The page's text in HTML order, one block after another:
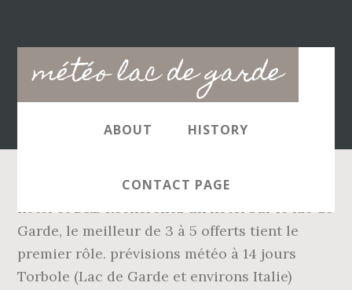
météo lac de garde
Main
navigation
ABOUT HISTORY
CONTACT PAGE
hôtel et B&B Recherchez un hôtel sur le lac de
Garde, le meilleur de 3 à 5 offerts tient le
premier rôle. prévisions météo à 14 jours
Torbole (Lac de Garde et environs Italie)